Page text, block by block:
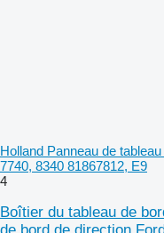
Holland Panneau de
7740, 8340 81867812, E9
4
Boîtier du tableau de